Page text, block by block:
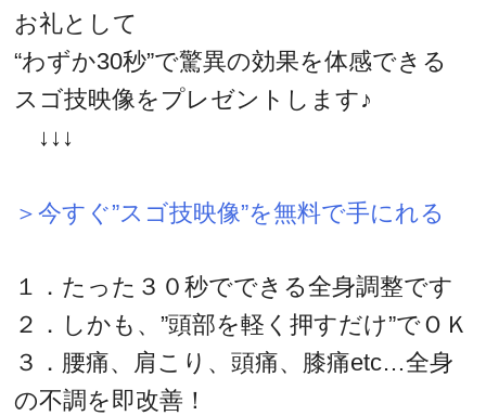
お礼として
“わずか30秒”で驚異の効果を体感できる
スゴ技映像をプレゼントします♪
↓↓↓
＞今すぐ”スゴ技映像”を無料で手にれる
１．たった３０秒でできる全身調整です
２．しかも、”頭部を軽く押すだけ”でＯＫ
３．腰痛、肩こり、頭痛、膝痛etc…全身
の不調を即改善！